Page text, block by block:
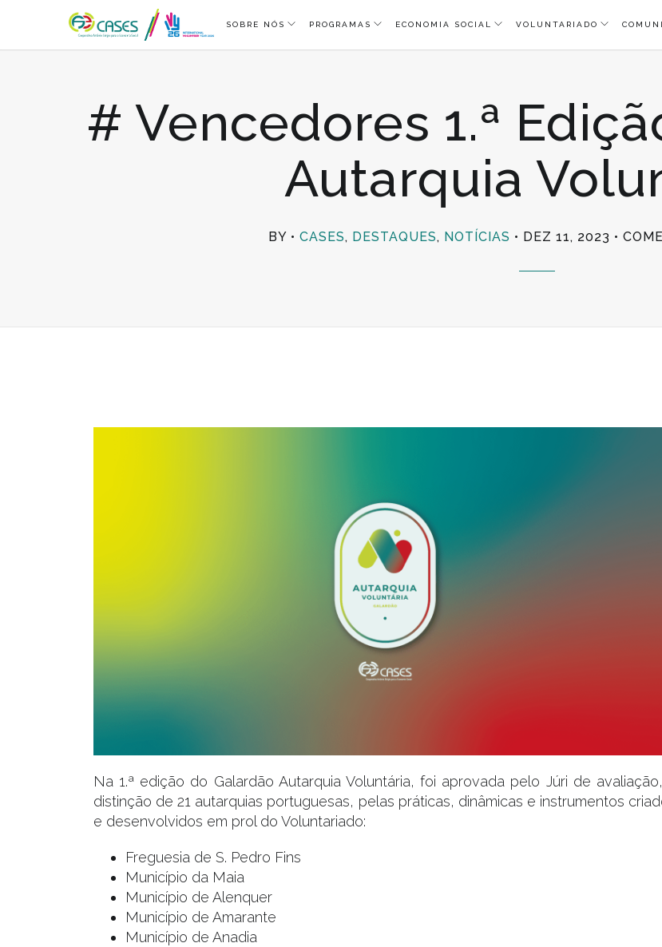
SOBRE NÓS PROGRAMAS ECONOMIA SOCIAL VOLUNTARIADO
# Vencedores 1.ª
Autarquia
BY CASES, DESTAQUES, NOTÍCIAS DEZ 11, 2023
Na 1.ª edição do Galardão Autarquia Voluntária, foi aprovada pelo Júri de
distinção de 21 autarquias portuguesas, pelas práticas, dinâmicas e instrumentos
e desenvolvidos em prol do Voluntariado:
Freguesia de S. Pedro Fins
Município da Maia
Município de Alenquer
Município de Amarante
Município de Anadia